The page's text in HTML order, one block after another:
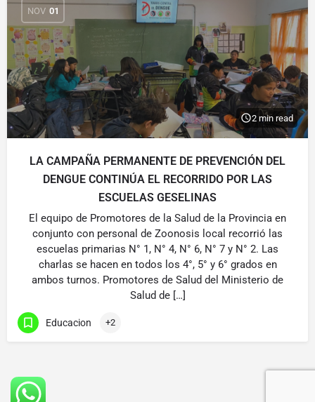
NOV 01
2 min read
LA CAMPAÑA PERMANENTE DE PREVENCIÓN DEL
DENGUE CONTINÚA EL RECORRIDO POR LAS
ESCUELAS GESELINAS
El equipo de Promotores de la Salud de la Provincia en
conjunto con personal de Zoonosis local recorrió las
escuelas primarias N° 1, N° 4, N° 6, N° 7 y N° 2. Las
charlas se hacen en todos los 4°, 5° y 6° grados en
ambos turnos. Promotores de Salud del Ministerio de
Salud de […]
Educacion +2